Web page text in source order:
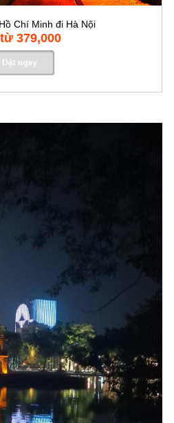
Chí Minh đi Hà Nội
379,000